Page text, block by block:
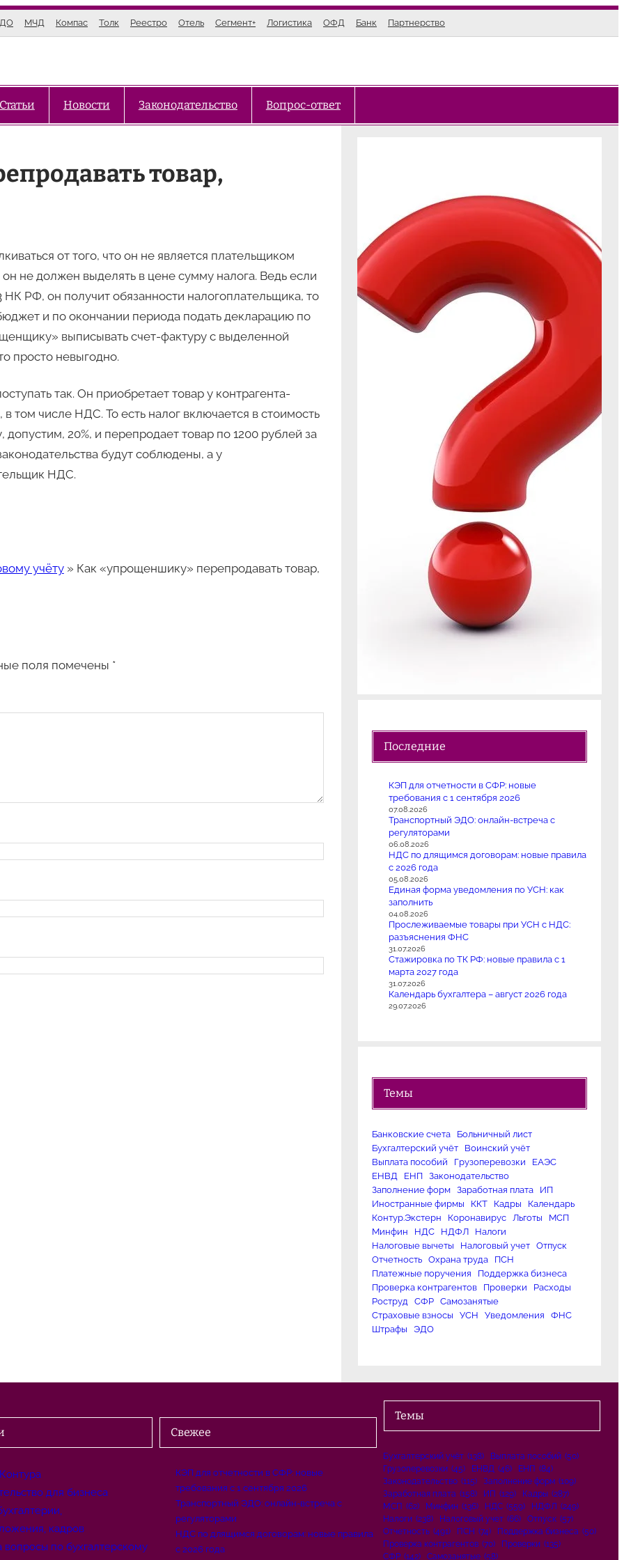
МЧД Компас Толк Реестро Отель Сегмент+ Логистика ОФД Банк Партнерство
Новости Законодательство Вопрос-ответ
товар,
от того, что он не является плательщиком
не должен выделять в цене сумму налога. Ведь если
НК РФ, он получит обязанности налогоплательщика, то
и по окончании периода подать декларацию по
выписывать счет-фактуру с выделенной
просто невыгодно.
так. Он приобретает товар у контрагента-
том числе НДС. То есть налог включается в стоимость
20%, и перепродает товар по 1200 рублей за
будут соблюдены, а у
НДС.
учёту» Как «упрощеншику» перепродавать товар,
поля помечены *
Последние
КЭП для отчетности в СФР: новые
требования с 1 сентября 2026
07.08.2026
Транспортный ЭДО: онлайн-встреча с
регуляторами
06.08.2026
НДС по длящимся договорам: новые правила
с 2026 года
05.08.2026
Единая форма уведомления по УСН: как
заполнить
04.08.2026
Прослеживаемые товары при УСН с НДС:
разъяснения ФНС
31.07.2026
Стажировка по ТК РФ: новые правила с 1
марта 2027 года
31.07.2026
Календарь бухгалтера – август 2026 года
29.07.2026
Темы
Банковские счета
Больничный лист
Бухгалтерский учёт
Воинский учёт
Выплата пособий
Грузоперевозки
ЕАЭС
ЕНВД
ЕНП
Законодательство
Заполнение форм
Заработная плата
ИП
Иностранные фирмы
ККТ Кадры
Календарь
Контур.Экстерн
Коронавирус Льготы
МСП
Минфин
НДС НДФЛ
Налоги
Налоговые вычеты
Налоговый учет
Отпуск
Отчетность
Охрана труда
ПСН
Платежные поручения
Поддержка бизнеса
Проверка контрагентов
Проверки
Расходы
Роструд
СФР
Самозанятые
Страховые взносы
УСН Уведомления
ФНС
Штрафы
ЭДО
для бизнеса
кадров
вопросы по бухгалтерскому
Свежее
КЭП для отчетности в СФР: новые
требования с 1 сентября 2026
Транспортный ЭДО: онлайн-встреча с
регуляторами
НДС по длящимся договорам: новые правила
с 2026 года
Темы
Бухгалтерский учёт (138) Выплата пособий (50)
Грузоперевозки (45) ЕНВД (46) ЕНП (84)
Законодательство (115) Заполнение форм (109)
Заработная плата (158) ИП (129) Кадры (287)
МСП (62) Минфин (136) НДС (559) НДФЛ (249)
Налоги (238) Налоговый учет (66) Отпуск (57)
Отчетность (491) ПСН (74) Поддержка бизнеса (50)
Проверка контрагентов (70) Проверки (135)
СФР (142) Самозанятые (58)